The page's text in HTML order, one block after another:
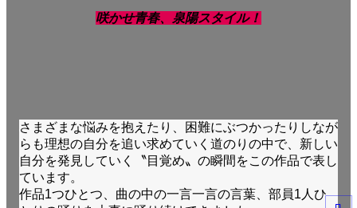
咲かせ青春、泉陽スタイル！
さまざまな悩みを抱えたり、困難にぶつかったりしなが
らも理想の自分を追い求めていく道のりの中で、新しい
自分を発見していく〝目覚め〟の瞬間をこの作品で表し
ています。
作品1つひとつ、曲の中の一言一言の言葉、部員1人ひ